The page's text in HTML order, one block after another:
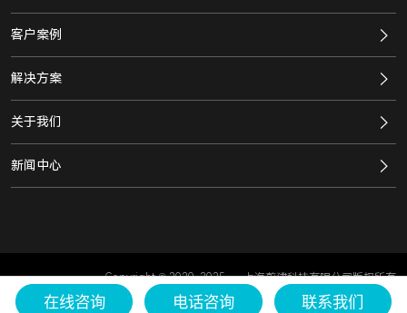
客户案例
解决方案
关于我们
新闻中心
Copyright © 2020-2025
上海蔚建科技有限公司版权所有
沪ICP备2021020719号
沪公网安备 31011302006679号
在线咨询 电话咨询 联系我们